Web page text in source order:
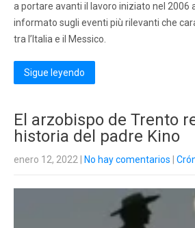
a portare avanti il ​​lavoro iniziato nel 2006
informato sugli eventi più rilevanti che
tra l’Italia e il Messico.
Sigue leyendo
El arzobispo de Trento
historia del padre Kino
enero 12, 2022 No hay comentarios